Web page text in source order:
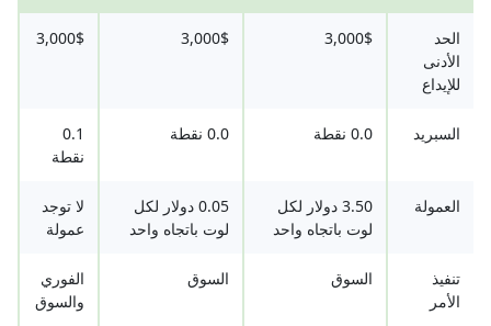
الحد
الأدنى
للإيداع
3,000$
3,000$
3,000$
السبريد 0.0 نقطة 0.0 نقطة
0.1
نقطة
العمولة
3.50 دولار لكل
لوت باتجاه واحد
0.05 دولار لكل
لوت باتجاه واحد
لا توجد
عمولة
تنفيذ
الأمر
السوق السوق
الفوري
والسوق